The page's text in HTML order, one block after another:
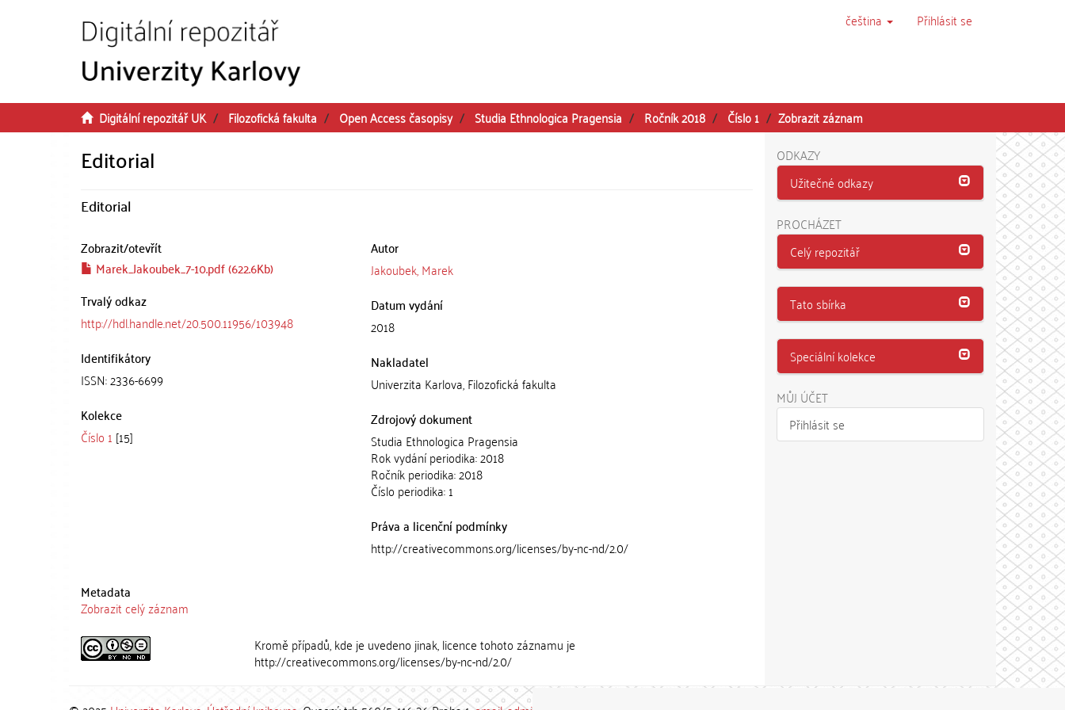
čeština Přihlásit se
Digitální repozitář UK Filozofická fakulta Open Access časopisy Studia Ethnologica Pragensia Ročník 2018 Číslo 1 Zobrazit záznam
Editorial
Editorial
Zobrazit/otevřít
Marek_Jakoubek_7-10.pdf (622.6Kb)
Trvalý odkaz
http://hdl.handle.net/20.500.11956/103948
Identifikátory
ISSN: 2336-6699
Kolekce
Číslo 1 [15]
Autor
Jakoubek, Marek
Datum vydání
2018
Nakladatel
Univerzita Karlova, Filozofická fakulta
Zdrojový dokument
Studia Ethnologica Pragensia
Rok vydání periodika: 2018
Ročník periodika: 2018
Číslo periodika: 1
Práva a licenční podmínky
http://creativecommons.org/licenses/by-nc-nd/2.0/
Metadata
Zobrazit celý záznam
Kromě případů, kde je uvedeno jinak, licence tohoto záznamu je
http://creativecommons.org/licenses/by-nc-nd/2.0/
ODKAZY
Užitečné odkazy
PROCHÁZET
Celý repozitář
Tato sbírka
Speciální kolekce
MŮJ ÚČET
Přihlásit se